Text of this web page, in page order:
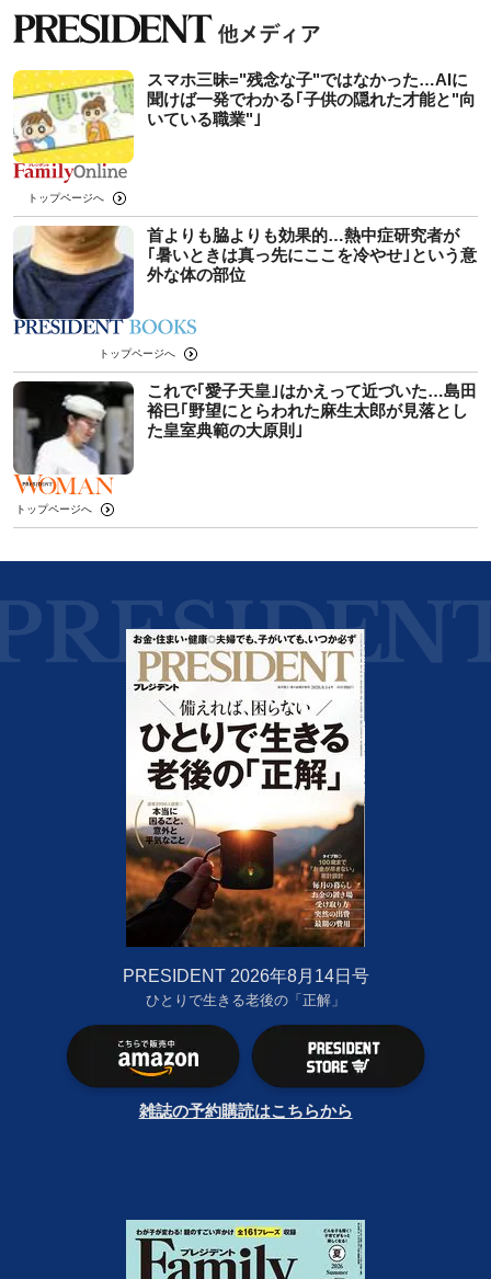
スマホ三昧="残念な子"ではなかった…AIに
聞けば一発でわかる｢子供の隠れた才能と"向
いている職業"｣
トップページへ
首よりも脇よりも効果的…熱中症研究者が
｢暑いときは真っ先にここを冷やせ｣という意
外な体の部位
トップページへ
これで｢愛子天皇｣はかえって近づいた…島田
裕巳｢野望にとらわれた麻生太郎が見落とし
た皇室典範の大原則｣
トップページへ
PRESIDENT 2026年8月14日号
ひとりで生きる老後の「正解」
雑誌の予約購読はこちらから